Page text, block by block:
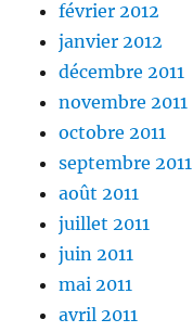
février 2012
janvier 2012
décembre 2011
novembre 2011
octobre 2011
septembre 2011
août 2011
juillet 2011
juin 2011
mai 2011
avril 2011